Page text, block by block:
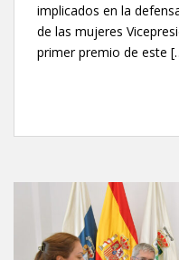
implicados en la
de las mujeres
primer premio de este